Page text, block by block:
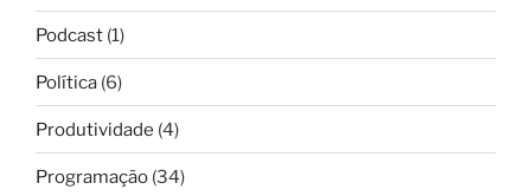
Podcast (1)
Política (6)
Produtividade (4)
Programação (34)